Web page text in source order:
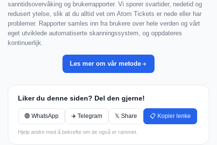
sanntidsovervåking og brukerrapporter. Vi sporer svartider, nedetid og
redusert ytelse, slik at du alltid vet om Atom Tickets er nede eller har
problemer. Rapporter samles inn fra brukere over hele verden og vårt
eget utviklede automatiserte skanningssystem, og oppdateres
kontinuerlijk.
Les mer om vår metode
Liker du denne siden? Del den gjerne!
🟢 WhatsApp ✈️ Telegram 𝕏 Share 📋 Kopier lenke
Hjelp andre med å bekrefte om de også er rammet.